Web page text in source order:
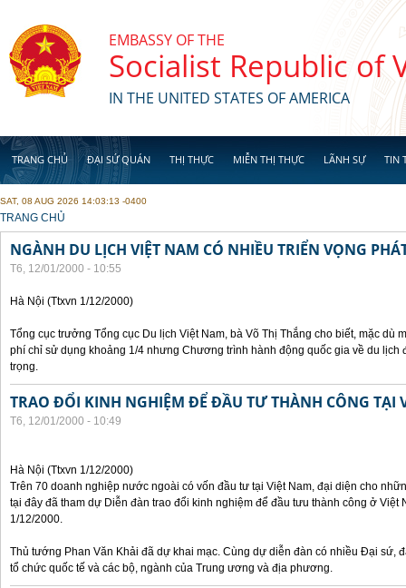
EMBASSY OF THE
Socialist Republic of
IN THE UNITED STATES OF AMERICA
TRANG CHỦ ĐẠI SỨ QUÁN THỊ THỰC MIỄN THỊ THỰC LÃNH SỰ TIN
SAT, 08 AUG 2026 14:03:13 -0400
YOU ARE HERE
TRANG CHỦ
NGÀNH DU LỊCH VIỆT NAM CÓ NHIỀU TRIỂN VỌNG
T6, 12/01/2000 - 10:55
Hà Nội (Ttxvn 1/12/2000)
Tổng cục trưởng Tổng cục Du lịch Việt Nam, bà Võ Thị Thắng cho biết, mặc dù
phí chỉ sử dụng khoảng 1/4 nhưng Chương trình hành động quốc gia về du lịch
trọng.
TRAO ĐỔI KINH NGHIỆM ĐỂ ĐẦU TƯ THÀNH CÔNG TẠI
T6, 12/01/2000 - 10:49
Hà Nội (Ttxvn 1/12/2000)
Trên 70 doanh nghiệp nước ngoài có vốn đầu tư tại Việt Nam, đại diện cho
tại đây đã tham dự Diễn đàn trao đổi kinh nghiệm để đầu tưu thành công ở Việt
1/12/2000.
Thủ tướng Phan Văn Khải đã dự khai mạc. Cùng dự diễn đàn có nhiều Đại sứ,
tổ chức quốc tế và các bộ, ngành của Trung ương và địa phương.